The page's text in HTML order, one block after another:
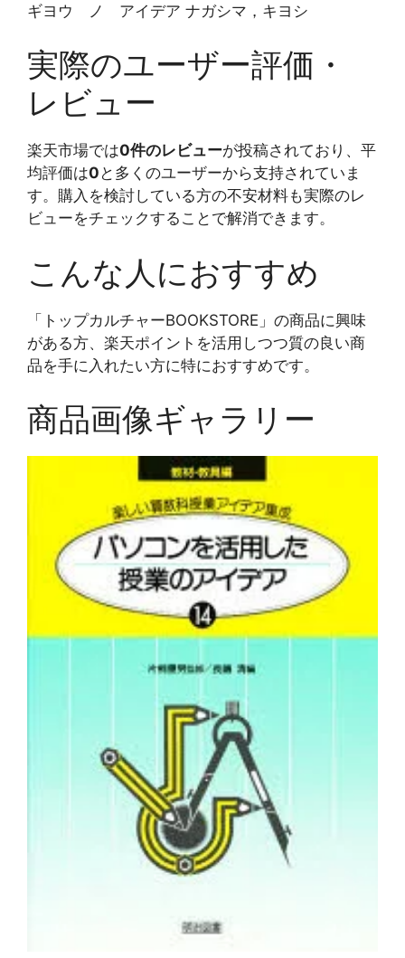
ギヨウ ノ アイデア ナガシマ，キヨシ
実際のユーザー評価・
レビュー
楽天市場では0件のレビューが投稿されており、平
均評価は0 と多くのユーザーから支持されていま
す。購入を検討している方の不安材料も実際のレ
ビューをチェックすることで解消できます。
こんな人におすすめ
「トップカルチャーBOOKSTORE」の商品に興味
がある方、楽天ポイントを活用しつつ質の良い商
品を手に入れたい方に特におすすめです。
商品画像ギャラリー